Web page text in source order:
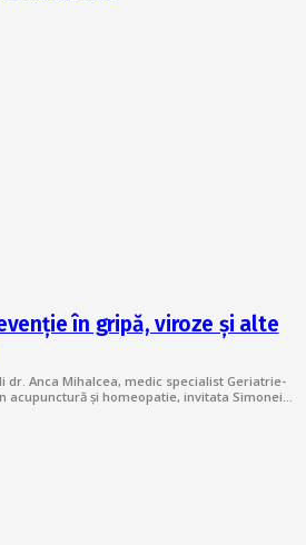
în gripă, viroze și alte
dr. Anca Mihalcea, medic specialist Geriatrie-
acupunctură și homeopatie, invitata Simonei…